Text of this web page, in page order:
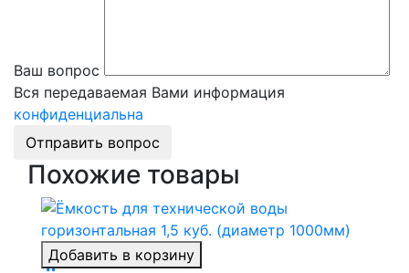
Ваш вопрос
Вся передаваемая Вами информация
конфиденциальна
Отправить вопрос
Похожие товары
Добавить в корзину